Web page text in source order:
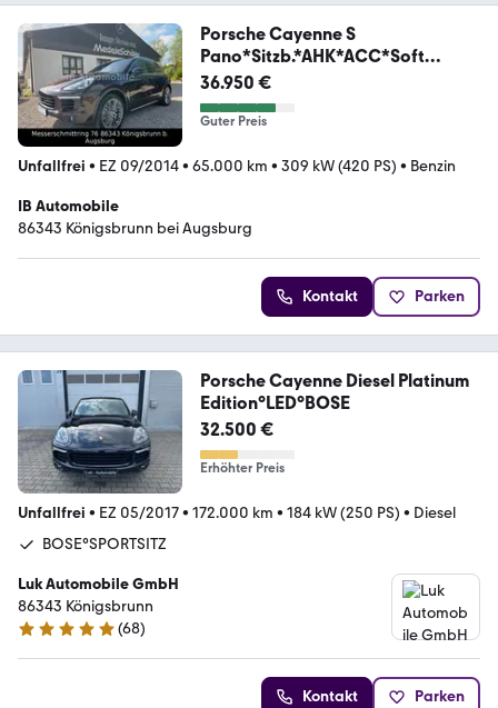
Porsche Cayenne S
Pano*Sitzb.*AHK*ACC*Soft
Close*LED*uvm
36.950 €
Guter Preis
Unfallfrei • EZ 09/2014• 65.000 km • 309 kW (420 PS) • Benzin
IB Automobile
86343 Königsbrunn bei Augsburg
Kontakt Parken
Porsche Cayenne Diesel Platinum
Edition°LED°BOSE
32.500 €
Erhöhter Preis
Unfallfrei • EZ 05/2017• 172.000 km • 184 kW (250 PS) • Diesel
BOSE°SPORTSITZ
Luk Automobile GmbH
86343 Königsbrunn
5 Sterne
(68)
Kontakt Parken